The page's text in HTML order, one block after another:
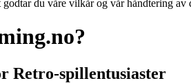
du våre vilkår og vår håndtering
Retro-spillentusiaster